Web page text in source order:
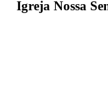
Igreja Nossa